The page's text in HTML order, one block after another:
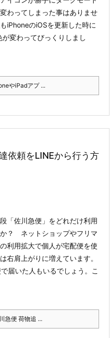
わってしまった事はありませ
iPhoneのiOSを更新した時に
変わってびっくりしまし
やiPadアプ ...
依頼をLINEから行う方
「佐川急便」をどれだけ利用
か？ ネットショップやフリマ
利用拡大で個人が宅配便を使
右肩上がりに増えています。
届いた人もいるでしょう。
こ
急便 荷物追 ...